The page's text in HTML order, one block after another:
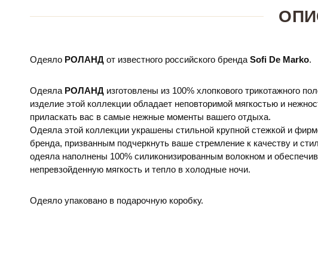
Одеяло РОЛАНД от известного российского бренда Sofi De Marko.
Одеяла РОЛАНД изготовлены из 100% хлопкового трикотажного
изделие этой коллекции обладает неповторимой мягкостью и
приласкать вас в самые нежные моменты вашего отдыха.
Одеяла этой коллекции украшены стильной крупной стежкой и
бренда, призванным подчеркнуть ваше стремление к качеству и
одеяла наполнены 100% силиконизированным волокном и
непревзойденную мягкость и тепло в холодные ночи.
Одеяло упаковано в подарочную коробку.